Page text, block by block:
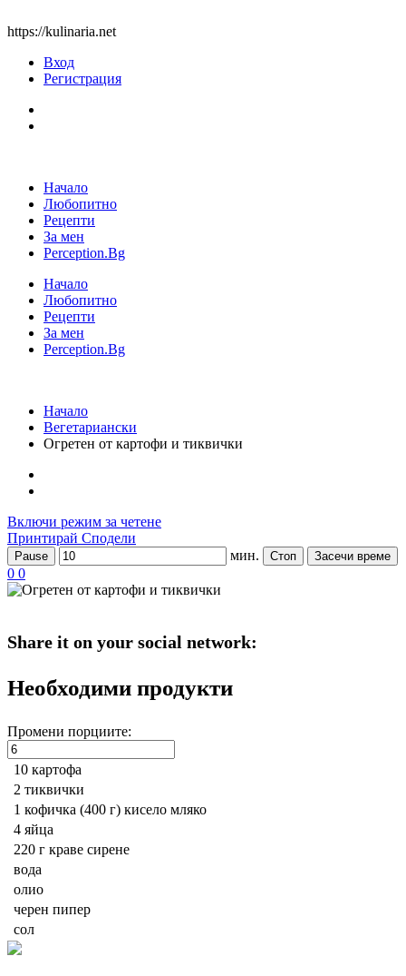
https://kulinaria.net
Вход
Регистрация
Начало
Любопитно
Рецепти
За мен
Perception.Bg
Начало
Любопитно
Рецепти
За мен
Perception.Bg
Начало
Вегетариански
Огретен от картофи и тиквички
Включи режим за четене
Принтирай Сподели
Pause мин. Стоп Засечи време
0 0
Share it on your social network:
Необходими продукти
Промени порциите:
10 картофа
2 тиквички
1 кофичка (400 г) кисело мляко
4 яйца
220 г краве сирене
вода
олио
черен пипер
сол